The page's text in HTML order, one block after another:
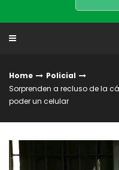
Home
Policial
Sorprenden a recluso de la
poder un celular